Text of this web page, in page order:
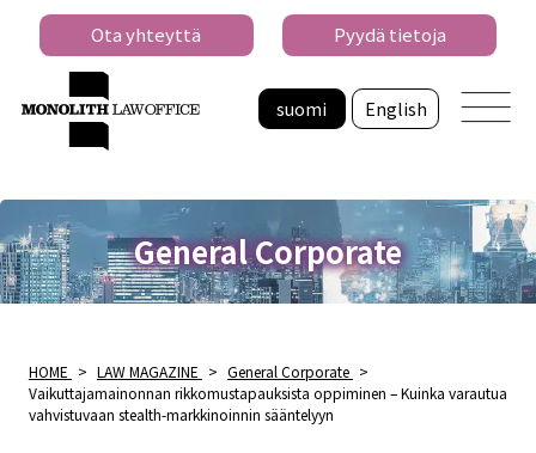
suomi English
Ota yhteyttä Pyydä tietoja
General Corporate
HOME > LAW MAGAZINE > General Corporate >
Vaikuttajamainonnan rikkomustapauksista oppiminen – Kuinka varautua
vahvistuvaan stealth-markkinoinnin sääntelyyn